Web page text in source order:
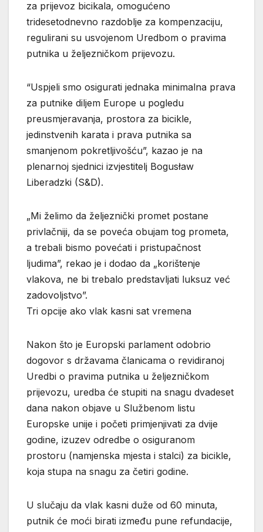
za prijevoz bicikala, omogućeno
tridesetodnevno razdoblje za kompenzaciju,
regulirani su usvojenom Uredbom o pravima
putnika u željezničkom prijevozu.
“Uspjeli smo osigurati jednaka minimalna prava
za putnike diljem Europe u pogledu
preusmjeravanja, prostora za bicikle,
jedinstvenih karata i prava putnika sa
smanjenom pokretljivošću”, kazao je na
plenarnoj sjednici izvjestitelj Bogusław
Liberadzki (S&D).
„Mi želimo da željeznički promet postane
privlačniji, da se poveća obujam tog prometa,
a trebali bismo povećati i pristupačnost
ljudima”, rekao je i dodao da „korištenje
vlakova, ne bi trebalo predstavljati luksuz već
zadovoljstvo”.
Tri opcije ako vlak kasni sat vremena
Nakon što je Europski parlament odobrio
dogovor s državama članicama o revidiranoj
Uredbi o pravima putnika u željezničkom
prijevozu, uredba će stupiti na snagu dvadeset
dana nakon objave u Službenom listu
Europske unije i početi primjenjivati za dvije
godine, izuzev odredbe o osiguranom
prostoru (namjenska mjesta i stalci) za bicikle,
koja stupa na snagu za četiri godine.
U slučaju da vlak kasni duže od 60 minuta,
putnik će moći birati između pune refundacije,